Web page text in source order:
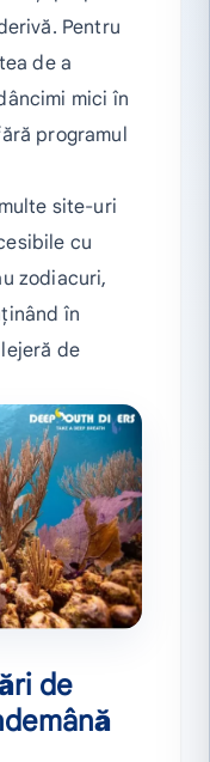
Pentru
de a
mici în
programul
site-uri
cu
zodiacuri,
în
de
de